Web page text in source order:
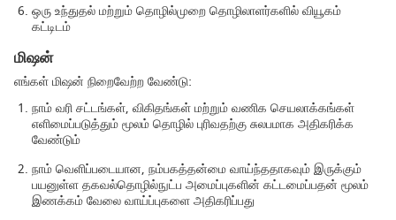
ஒரு உந்துதல் மற்றும் தொழில்முறை தொழிலாளர்களில் வியூகம்
கட்டிடம்
மிஷன்
எங்கள் மிஷன் நிறைவேற்ற வேண்டு:
நாம் வரி சட்டங்கள், விகிதங்கள் மற்றும் வணிக செயலாக்கங்கள்
எளிமைப்படுத்தும் மூலம் தொழில் புரிவதற்கு சுலபமாக அதிகரிக்க
வேண்டும்
நாம் வெளிப்படையான, நம்பகத்தன்மை வாய்ந்ததாகவும் இருக்கும்
பயனுள்ள தகவல்தொழில்நுட்ப அமைப்புகளின் கட்டமைப்பதன் மூலம்
இணக்கம் வேலை வாய்ப்புகளை அதிகரிப்பது